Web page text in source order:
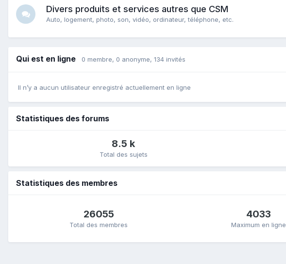
Divers produits et services autres que CSM
Auto, logement, photo, son, vidéo, ordinateur, téléphone, etc.
Qui est en ligne 0 membre, 0 anonyme, 134 invités
Il n’y a aucun utilisateur enregistré actuellement en ligne
Statistiques des forums
8.5 k
Total des sujets
Statistiques des membres
26055
Total des membres
4033
Maximum en ligne